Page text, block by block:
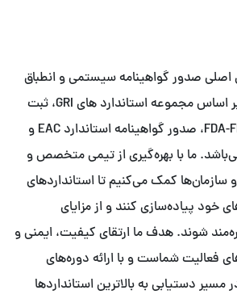
صدور گواهینامه سیستمی و انطباق
محصول، ارزیابی ESG بر اساس مجموعه استاندارد های GRI، ثبت
شرکت‌های ایرانی در FDA-FFR، صدور گواهینامه استاندارد EAC و
ما با بهره‌گیری از تیمی متخصص و
کمک می‌کنیم تا استانداردهای
خود پیاده‌سازی کنند و از مزایای
شوند. هدف ما ارتقای کیفیت، ایمنی و
فعالیت شماست و با ارائه دوره‌های
دستیابی به بالاترین استانداردها